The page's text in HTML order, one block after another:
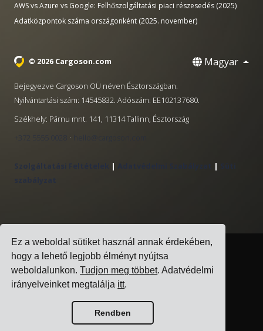
Ez a weboldal sütiket használ annak érdekében,
hogy a lehető legjobb élményt nyújtsa
weboldalunkon.Tudjon meg többet. Adatvédelmi
irányelveinket megtalálja itt.
Rendben
AWS vs Azure vs Google: Felhőszolgáltatási piaci részesedés (2025)
Adatközpontok száma országonként (2025. november)
© 2026 Cargoson.com Magyar
Bejegyezve Cargoson OÜ néven Észtországban.
Nyilvántartási szám: 14545832. Adószám: EE102137680.
Székhely: Pärnu mnt. 141, 11314 Tallinn, Észtország
+372 5555 0028
·
| Adatvédelmi Szabályzat | Süti